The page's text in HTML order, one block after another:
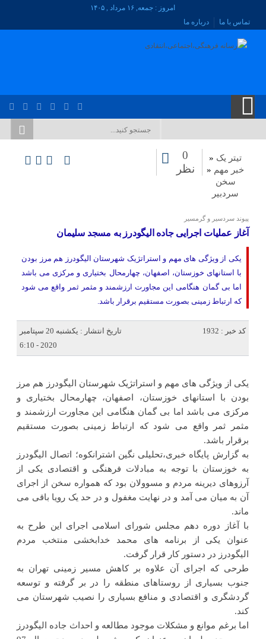
امروز : جمعه, ۱۶ مرداد , ۱۴۰۵
تماس با ما
درباره ما
تیتر یک «
خبر مهم «
سخن
سردبیر
0
نظر
پیوند سردسیر و گرمسیر
آغاز عملیات اجرایی جاده الیگودرز به مسجد سلیمان
یکی از ویژگی های مهم و استراتژیک شهرستان الیگودرز هم مرز بودن
با استانهای خوزستان، اصفهان، چهارمحال بختیاری و مرکزی می باشد
اما بی گمان هنگامی این مجاورت ارزشمند و مثمر ثمر واقع می شود
که ارتباط زمینی بصورت مستقیم برقرار باشد.
کد خبر : 1932
تاریخ انتشار : یکشنبه 20 سپتامبر
2020 - 6:10
یکی از ویژگی های مهم و استراتژیک شهرستان الیگودرز هم مرز
بودن با استانهای خوزستان، اصفهان، چهارمحال بختیاری و
مرکزی می باشد اما بی گمان هنگامی این مجاورت ارزشمند و
مثمر ثمر واقع می شود که ارتباط زمینی بصورت مستقیم
برقرار باشد.
به گزارش پایگاه خبری،تحلیلی نگین اشترانکوه؛ اتصال الیگودرز
به خوزستان با توجه به مبادلات فرهنگی و اقتصادی یکی از
آرزوهای دیرینه مردم و مسوولان بود که همواره سخن از اجرای
آن به میان می آمد و در نهایت مغفول و در حد یک رویا باقی می
ماند.
با آغاز دوره دهم مجلس شورای اسلامی اجرای این طرح به
عنوان یکی از برنامه های محمد خدابخشی منتخب مردم
الیگودرز در دستور کار قرار گرفت.
طرحی که اجرای آن علاوه بر کاهش مسیر زمینی تهران به
جنوب بسیاری از روستاهای منطقه را در بر گرفته و توسعه
گردشگری و اقتصادی و منافع بسیاری را نصیب شهرستان می
کند.
اما برغم موانع و مشکلات موجود مطالعه و احداث جاده الیگودرز